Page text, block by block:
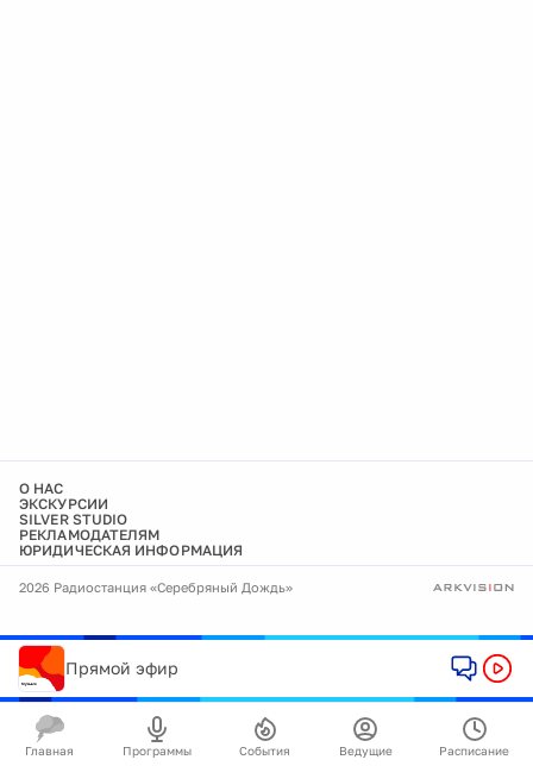
О НАС
ЭКСКУРСИИ
SILVER STUDIO
РЕКЛАМОДАТЕЛЯМ
ЮРИДИЧЕСКАЯ ИНФОРМАЦИЯ
2026 Радиостанция «Серебряный Дождь»
Прямой эфир
Главная Программы События Ведущие Расписание